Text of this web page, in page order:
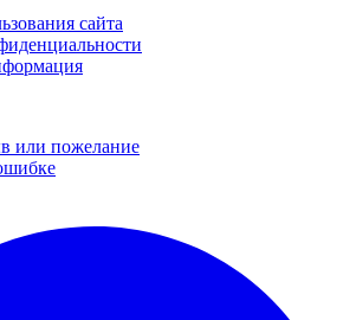
сайта
или пожелание